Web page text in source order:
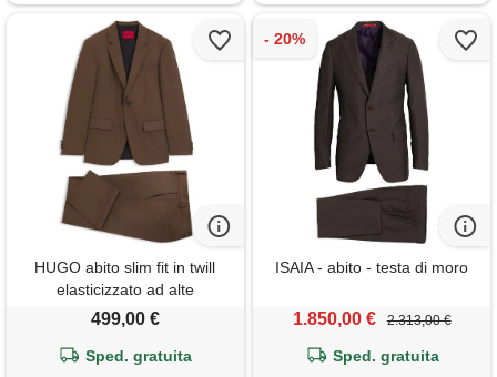
HUGO abito slim fit in twill
elasticizzato ad alte
prestazioni a due pezzi,
499,00 €
Sped. gratuita
ISAIA - abito - testa di moro
1.850,00 € 2.313,00 €
Sped. gratuita